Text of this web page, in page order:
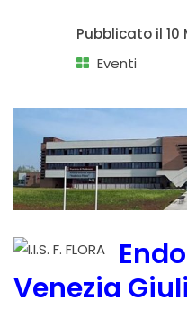
Pubblicato il 10
Eventi
Venezia